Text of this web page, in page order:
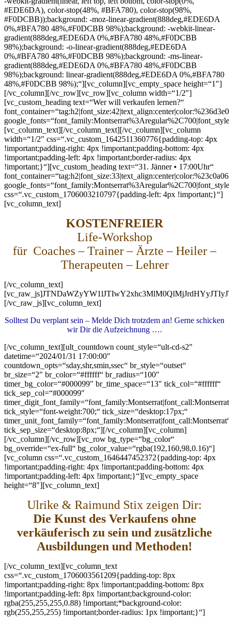
#EDE6DA), color-stop(48%, #BFA780), color-stop(98%,
#F0DCBB));background: -moz-linear-gradient(888deg,#EDE6DA
0%,#BFA780 48%,#F0DCBB 98%);background: -webkit-linear-
gradient(888deg,#EDE6DA 0%,#BFA780 48%,#F0DCBB
98%);background: -o-linear-gradient(888deg,#EDE6DA
0%,#BFA780 48%,#F0DCBB 98%);background: -ms-linear-
gradient(888deg,#EDE6DA 0%,#BFA780 48%,#F0DCBB
98%);background: linear-gradient(888deg,#EDE6DA 0%,#BFA780
48%,#F0DCBB 98%);“][vc_column][vc_empty_space height=“1″]
[/vc_column][/vc_row][vc_row][vc_column width=“1/2″]
[vc_custom_heading text=“Wer will verkaufen lernen?“
[vc_column_text][/vc_column_text][/vc_column][vc_column
width=“1/2″ css=“.vc_custom_1642511360776{padding-top: 4px
!important;padding-right: 4px !important;padding-bottom: 4px
!important;padding-left: 4px !important;border-radius: 4px
!important;}“][vc_custom_heading text=“31. Jänner • 17:00Uhr“
css=“.vc_custom_1706003210797{padding-left: 4px !important;}“]
[vc_column_text]
KOSTENFREIER
Life-Workshop
für Coaches – Trainer – Ärzte – Heiler –
Therapeuten – Lehrer
[/vc_column_text]
[/vc_raw_js][vc_column_text]
Solltest Du verplant sein – Melde Dich trotzdem an! Gerne schicken
wir Dir die Aufzeichnung ….
[/vc_column_text][ult_countdown count_style=“ult-cd-s2″
datetime=“2024/01/31 17:00:00″
countdown_opts=“sday,shr,smin,ssec“ br_style=“outset“
br_size=“2″ br_color=“#ffffff“ br_radius=“100″
timer_bg_color=“#000099″ br_time_space=“13″ tick_col=“#ffffff“
tick_sep_col=“#000099″
tick_style=“font-weight:700;“ tick_size=“desktop:17px;“
tick_sep_size=“desktop:8px;“][/vc_column][vc_column]
[/vc_column][/vc_row][vc_row bg_type=“bg_color“
bg_override=“ex-full“ bg_color_value=“rgba(192,160,98,0.16)“]
[vc_column css=“.vc_custom_1646447452372{padding-top: 4px
!important;padding-right: 4px !important;padding-bottom: 4px
!important;padding-left: 4px !important;}“][vc_empty_space
height=“8″][vc_column_text]
Ulrike & Raimund Stix zeigen Dir:
Die Kunst des Verkaufens ohne
verkäuferisch zu sein und zusätzliche
Ausbildungen und Methoden!
[/vc_column_text][vc_column_text
css=“.vc_custom_1706003561209{padding-top: 8px
!important;padding-right: 8px !important;padding-bottom: 8px
!important;padding-left: 8px !important;background-color:
rgba(255,255,255,0.88) !important;*background-color:
rgb(255,255,255) !important;border-radius: 1px !important;}“]